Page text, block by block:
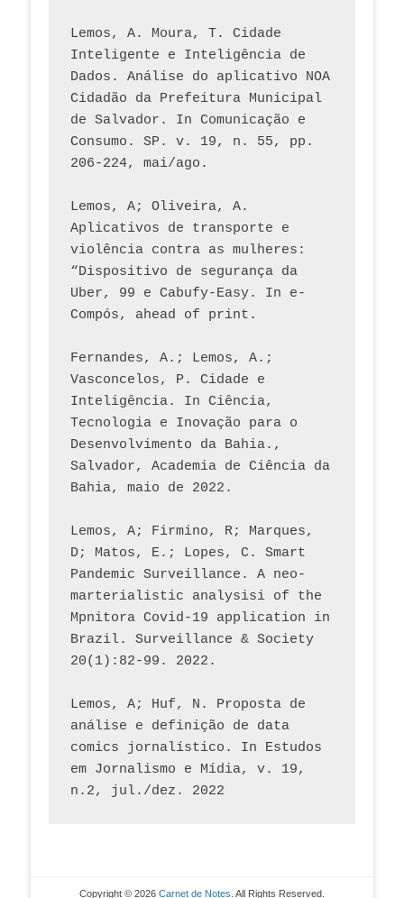
Lemos, A. Moura, T. Cidade
Inteligente e Inteligência de
Dados. Análise do aplicativo NOA
Cidadão da Prefeitura Municipal
de Salvador. In Comunicação e
Consumo. SP. v. 19, n. 55, pp.
206-224, mai/ago.
Lemos, A; Oliveira, A.
Aplicativos de transporte e
violência contra as mulheres:
“Dispositivo de segurança da
Uber, 99 e Cabufy-Easy. In e-
Compós, ahead of print.
Fernandes, A.; Lemos, A.;
Vasconcelos, P. Cidade e
Inteligência. In Ciência,
Tecnologia e Inovação para o
Desenvolvimento da Bahia.,
Salvador, Academia de Ciência da
Bahia, maio de 2022.
Lemos, A; Firmino, R; Marques,
D; Matos, E.; Lopes, C. Smart
Pandemic Surveillance. A neo-
marterialistic analysisi of the
Mpnitora Covid-19 application in
Brazil. Surveillance & Society
20(1):82-99. 2022.
Lemos, A; Huf, N. Proposta de
análise e definição de data
comics jornalístico. In Estudos
em Jornalismo e Mídia, v. 19,
n.2, jul./dez. 2022
Copyright © 2026 Carnet de Notes . All Rights Reserved.